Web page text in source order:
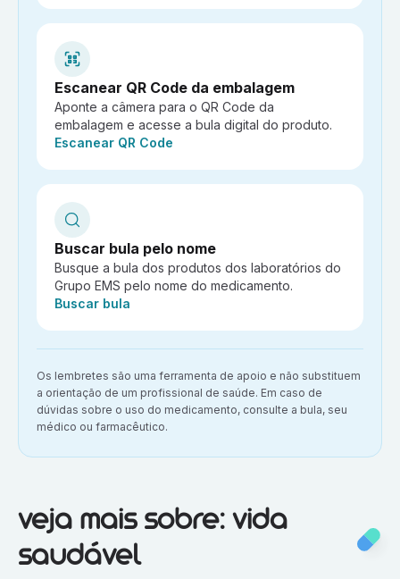
Escanear QR Code da embalagem
Aponte a câmera para o QR Code da
embalagem e acesse a bula digital do produto.
Ação:
Escanear QR Code
Buscar bula pelo nome
Busque a bula dos produtos dos laboratórios do
Grupo EMS pelo nome do medicamento.
Ação:
Buscar bula
Aviso importante:
Os lembretes são uma ferramenta de apoio e não substituem
a orientação de um profissional de saúde. Em caso de
dúvidas sobre o uso do medicamento, consulte a bula, seu
médico ou farmacêutico.
Veja mais sobre:Vida saudável
veja mais sobre: vida
saudável